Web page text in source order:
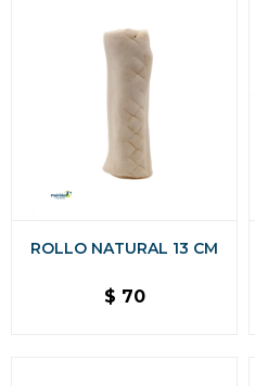
ROLLO NATURAL 13 CM
$ 70